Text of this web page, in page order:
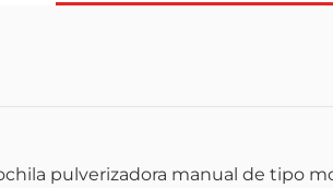
pulverizadora manual de tipo